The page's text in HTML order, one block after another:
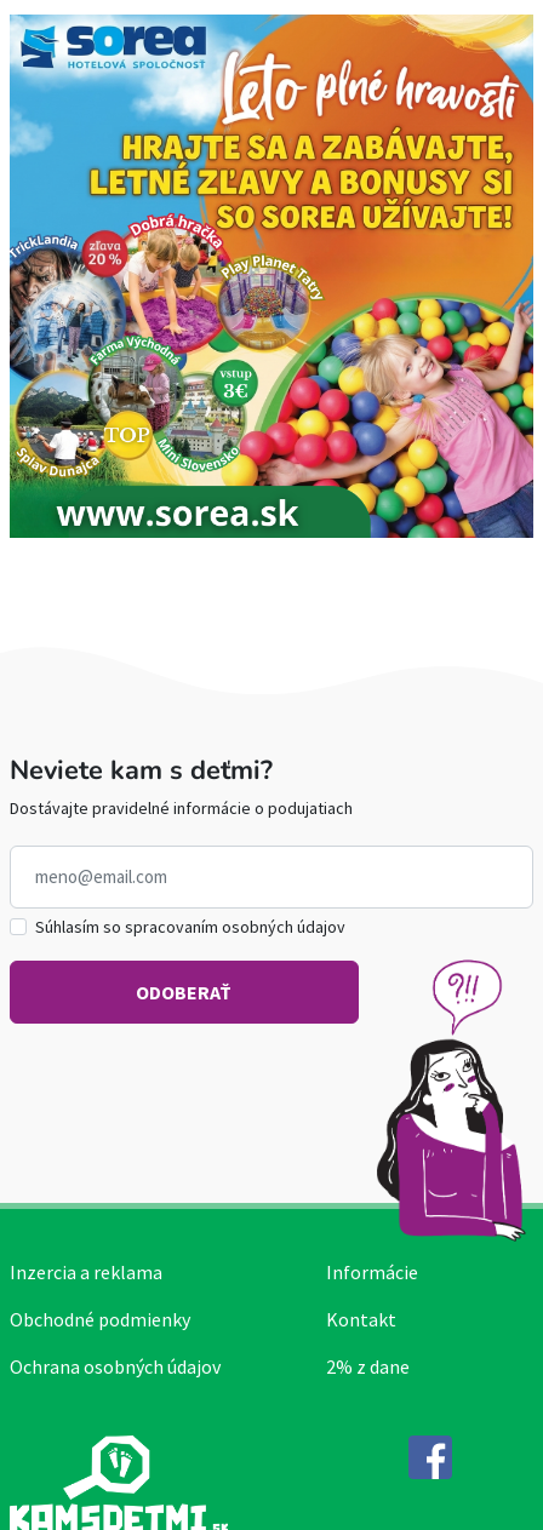
Neviete kam s deťmi?
Dostávajte pravidelné informácie o podujatiach
Súhlasím so spracovaním osobných údajov
Inzercia a reklama
Obchodné podmienky
Ochrana osobných údajov
Informácie
Kontakt
2% z dane